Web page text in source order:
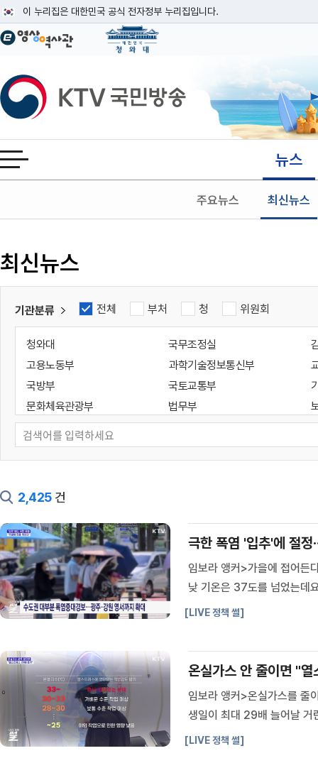
이 누리집은 대한민국 공식 전자정부 누리집입니다.
공식 누리집 주소 확인하기
이밖에 or.kr 또는 .kr등 다른 도메인 주소를 사용하고 있다면 아래 URL에서
운영중인 공식 누리집보기
KTV국민방송
전체메뉴 열기 뉴스
주요뉴스 최신뉴스
본문
최신뉴스
기관분류 전체 부처 청 위원회
청와대 국무조정실
고용노동부
과학기술정보통신부
국방부
국토교통부
문화체육관광부
법무부
성평등가족부
외교부
통일부
해양수산부
인사혁신처
국가유산청
대검찰청
방위사업청
새만금개발청
소방청
조달청
질병관리청
개인정보보호위원회
공정거래위원회
국가지속가능발전위원회
국가테러대책위원회
일자리위원회
중앙선거관리위원회
행정중심복합도시건설추친위원
회
검색
2,425 건
극한 폭염 '입추'에 절정
임보라 앵커>가을에 접어든
낮 기온은 37도를 넘었는데
석 기자>쏟아지는 햇빛에
[LIVE 정책 썰]
온실가스 안 줄이면 "
임보라 앵커>온실가스를 줄
생일이 최대 29배 늘어날 거
높아질 것으로 분석됐습니
[LIVE 정책 썰]